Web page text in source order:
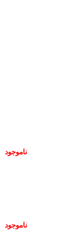
ناموجود
ناموجود